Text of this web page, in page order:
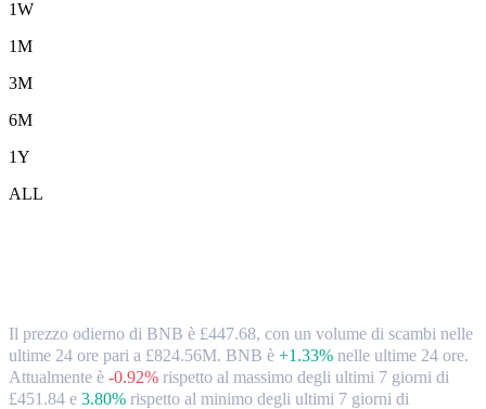
1W
1M
3M
6M
1Y
ALL
Il prezzo odierno di BNB è £447.68, con un volume di scambi nelle
ultime 24 ore pari a £824.56M. BNB è +1.33% nelle ultime 24 ore.
Attualmente è -0.92% rispetto al massimo degli ultimi 7 giorni di
£451.84 e 3.80% rispetto al minimo degli ultimi 7 giorni di